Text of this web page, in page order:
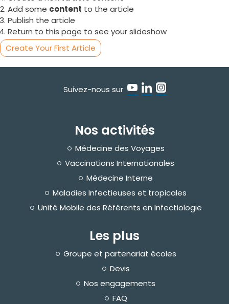
Add some content to the article
Publish the article
Return to this page to see your slideshow
Create Your First Article
Suivez-nous sur
Nos activités
Médecine des Voyages
Vaccinations Internationales
Médecine Interne
Maladies Infectieuses et tropicales
Unité Mobile des Référents en Infectiologie
Les plus
Groupe et partenariat écoles
Devis
Nos engagements
FAQ